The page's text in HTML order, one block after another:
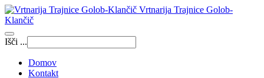
Vrtnarija Trajnice Golob-
Klančič
Išči ...
Domov
Kontakt